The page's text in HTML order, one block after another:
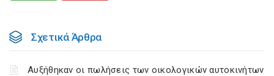
Σχετικά Άρθρα
Αυξήθηκαν οι πωλήσεις των οικολογικών αυτοκινήτων